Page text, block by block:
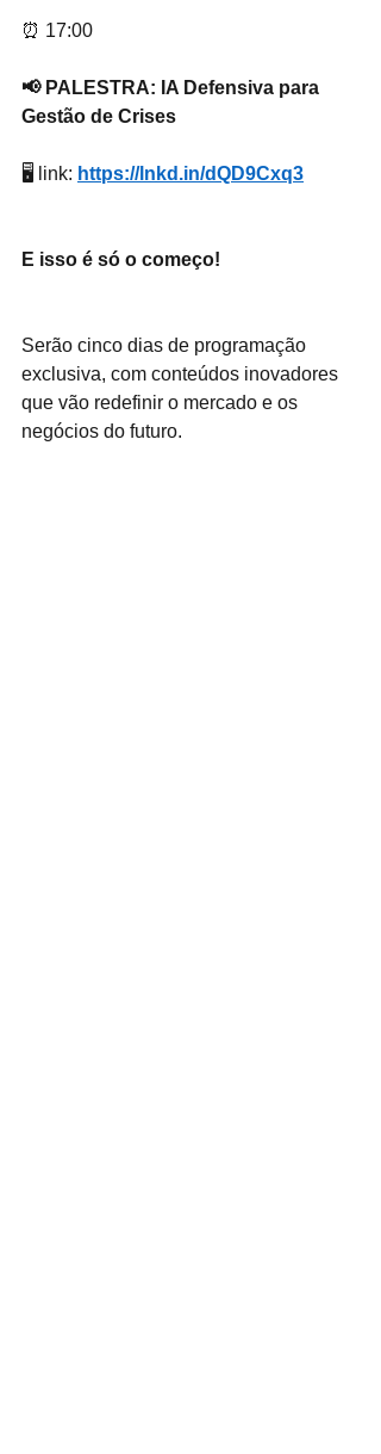
⏰ 17:00
📢 PALESTRA: IA Defensiva para
Gestão de Crises
🖥 link: https://lnkd.in/dQD9Cxq3
E isso é só o começo!
Serão cinco dias de programação
exclusiva, com conteúdos inovadores
que vão redefinir o mercado e os
negócios do futuro.